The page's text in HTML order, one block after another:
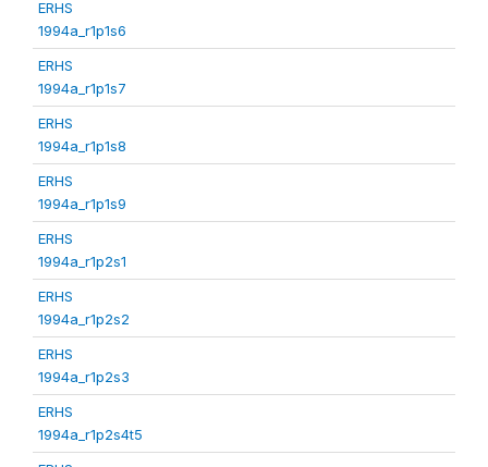
ERHS
1994a_r1p1s6
ERHS
1994a_r1p1s7
ERHS
1994a_r1p1s8
ERHS
1994a_r1p1s9
ERHS
1994a_r1p2s1
ERHS
1994a_r1p2s2
ERHS
1994a_r1p2s3
ERHS
1994a_r1p2s4t5